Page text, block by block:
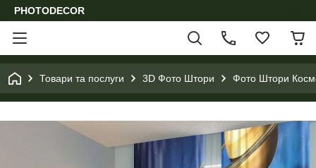
PHOTODECOR
Товари та послуги 3D Фото Штори Фото Штори